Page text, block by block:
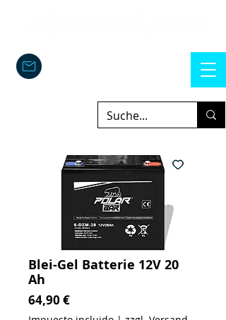
Blei-Gel Batterie 12V 20
Ah
64,90 €Precio